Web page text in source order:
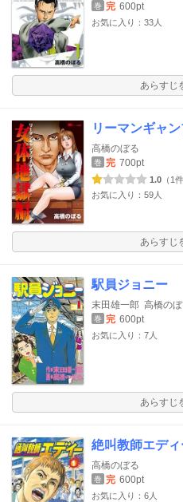
巻 完 600pt
お気に入り：33人
あらすじ
リーマンギャ
高橋のぼる
巻 完 700pt
1.0 （1件
お気に入り：59人
あらすじ
駅員ジョニー
末田雄一郎 高橋の
巻 完 600pt
お気に入り：7人
あらすじ
絶叫教師エディ
高橋のぼる
巻 完 600pt
お気に入り：6人